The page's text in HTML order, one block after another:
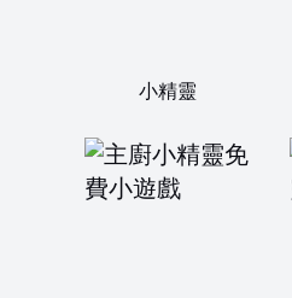
小精靈